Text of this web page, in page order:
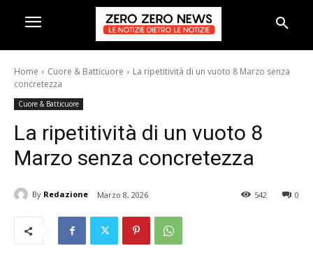
Home Cuore & Batticuore
La ripetitività di un vuoto 8 Marzo senza
concretezza
Cuore & Batticuore
La ripetitività di un vuoto 8
Marzo senza concretezza
By Redazione Marzo 8, 2026 0
542